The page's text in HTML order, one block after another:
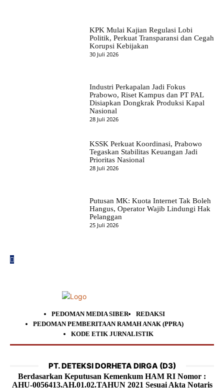
KPK Mulai Kajian Regulasi Lobi
Politik, Perkuat Transparansi dan Cegah
Korupsi Kebijakan
30 Juli 2026
Industri Perkapalan Jadi Fokus
Prabowo, Riset Kampus dan PT PAL
Disiapkan Dongkrak Produksi Kapal
Nasional
28 Juli 2026
KSSK Perkuat Koordinasi, Prabowo
Tegaskan Stabilitas Keuangan Jadi
Prioritas Nasional
28 Juli 2026
Putusan MK: Kuota Internet Tak Boleh
Hangus, Operator Wajib Lindungi Hak
Pelanggan
25 Juli 2026
PEDOMAN MEDIA SIBER
REDAKSI
PEDOMAN PEMBERITAAN RAMAH ANAK (PPRA)
KODE ETIK JURNALISTIK
PT. DETEKSI DORHETA DIRGA (D3)
Berdasarkan Keputusan Kemenkum HAM RI Nomor :
AHU-0056413.AH.01.02.TAHUN 2021 Sesuai Akta Notaris